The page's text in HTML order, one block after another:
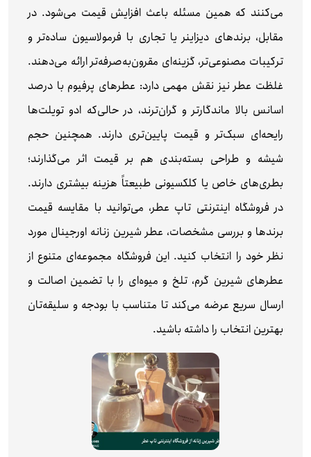
می‌کنند که همین مسئله باعث افزایش قیمت می‌شود. در
مقابل، برندهای دیزاینر یا تجاری با فرمولاسیون ساده‌تر و
ترکیبات مصنوعی‌تر، گزینه‌ای مقرون‌به‌صرفه‌تر ارائه می‌دهند.
غلظت عطر نیز نقش مهمی دارد: عطرهای پرفیوم با درصد
اسانس بالا ماندگارتر و گران‌ترند، در حالی‌که ادو تویلت‌ها
رایحه‌ای سبک‌تر و قیمت پایین‌تری دارند. همچنین حجم
شیشه و طراحی بسته‌بندی هم بر قیمت اثر می‌گذارند؛
بطری‌های خاص یا کلکسیونی طبیعتاً هزینه بیشتری دارند.
در فروشگاه اینترنتی تاپ عطر، می‌توانید با مقایسه قیمت
برندها و بررسی مشخصات، عطر شیرین زنانه اورجینال مورد
نظر خود را انتخاب کنید. این فروشگاه مجموعه‌ای متنوع از
عطرهای شیرین گرم، تلخ و میوه‌ای را با تضمین اصالت و
ارسال سریع عرضه می‌کند تا متناسب با بودجه و سلیقه‌تان
بهترین انتخاب را داشته باشید.